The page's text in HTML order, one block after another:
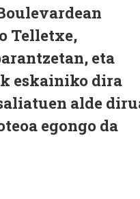
Telletxe,
eta
eskainiko dira
alde
egongo da